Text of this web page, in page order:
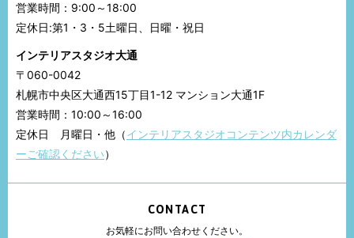
営業時間：9:00～18:00
定休日:第1・3・5土曜日、日曜・祝日
インテリアスタジオ大通
〒060-0042
札幌市中央区大通西15丁目1-12 マンション大通1F
営業時間：10:00～16:00
定休日 月曜日・他（インテリアスタジオコンテンツ内カレンダ
ーご確認ください）
CONTACT
お気軽にお問い合わせください。